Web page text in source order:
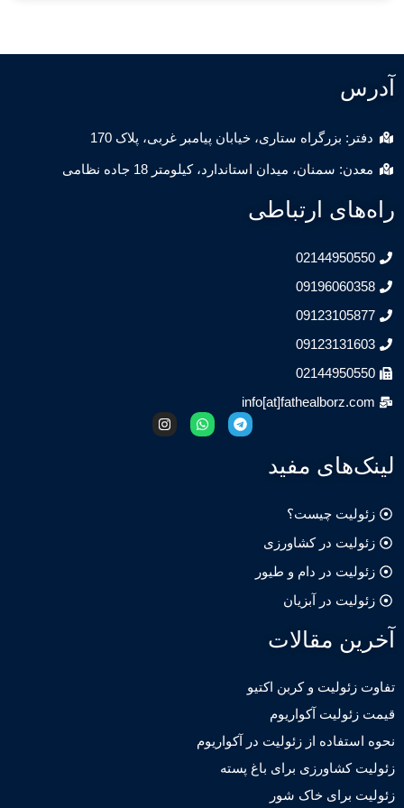
بزرگراه ستاری، خیابان پیامبر غربی، پلاک 170
سمنان، میدان استاندارد، کیلومتر 18 جاده نظامی
ارتباطی
مفید
چیست؟
در کشاورزی
در دام و طیور
در آبزیان
مقالات
و کربن اکتیو
آکواریوم
از زئولیت در آکواریوم
کشاورزی برای باغ پسته
برای خاک شور